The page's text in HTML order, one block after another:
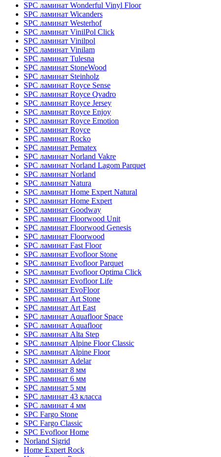
SPC ламинат Wonderful Vinyl Floor
SPC ламинат Wicanders
SPC ламинат Westerhof
SPC ламинат VinilPol Click
SPC ламинат Vinilpol
SPC ламинат Vinilam
SPC ламинат Tulesna
SPC ламинат StoneWood
SPC ламинат Steinholz
SPC ламинат Royce Sense
SPC ламинат Royce Qvadro
SPC ламинат Royce Jersey
SPC ламинат Royce Enjoy
SPC ламинат Royce Emotion
SPC ламинат Royce
SPC ламинат Rocko
SPC ламинат Pematex
SPC ламинат Norland Vakre
SPC ламинат Norland Lagom Parquet
SPC ламинат Norland
SPC ламинат Natura
SPC ламинат Home Expert Natural
SPC ламинат Home Expert
SPC ламинат Goodway
SPC ламинат Floorwood Unit
SPC ламинат Floorwood Genesis
SPC ламинат Floorwood
SPC ламинат Fast Floor
SPC ламинат Evofloor Stone
SPC ламинат Evofloor Parquet
SPC ламинат Evofloor Optima Click
SPC ламинат Evofloor Life
SPC ламинат EvoFloor
SPC ламинат Art Stone
SPC ламинат Art East
SPC ламинат Aquafloor Space
SPC ламинат Aquafloor
SPC ламинат Alta Step
SPC ламинат Alpine Floor Classic
SPC ламинат Alpine Floor
SPC ламинат Adelar
SPC ламинат 8 мм
SPC ламинат 6 мм
SPC ламинат 5 мм
SPC ламинат 43 класса
SPC ламинат 4 мм
SPC Fargo Stone
SPC Fargo Classic
SPC Evofloor Home
Norland Sigrid
Home Expert Rock